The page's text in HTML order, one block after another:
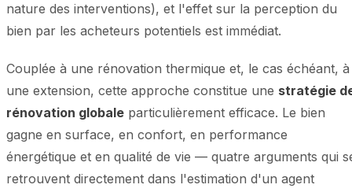
nature des interventions), et l'effet sur la perception du
bien par les acheteurs potentiels est immédiat.
Couplée à une rénovation thermique et, le cas échéant, à
une extension, cette approche constitue une stratégie
rénovation globale particulièrement efficace. Le bien
gagne en surface, en confort, en performance
énergétique et en qualité de vie — quatre arguments qui
retrouvent directement dans l'estimation d'un agent